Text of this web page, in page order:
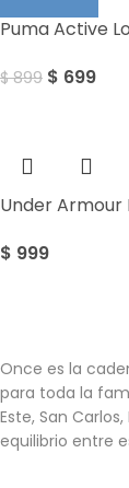
Puma Active
$899 $ 699
Under Armour
$ 999
Once es la
para toda la
Este, San
equilibrio entre